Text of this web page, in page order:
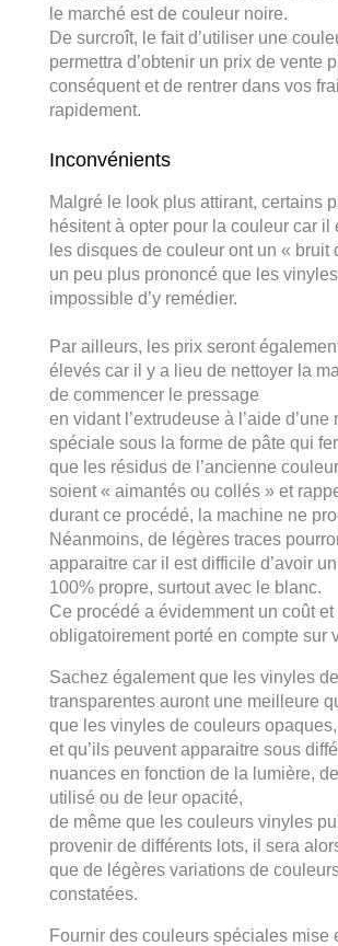
le marché est de couleur noire.
De surcroît, le fait d’utiliser une
permettra d’obtenir un prix de vente
conséquent et de rentrer dans vos
rapidement.
Inconvénients
Malgré le look plus attirant, certains
hésitent à opter pour la couleur car il
les disques de couleur ont un « bruit
un peu plus prononcé que les
impossible d’y remédier.
Par ailleurs, les prix seront
élevés car il y a lieu de nettoyer la
de commencer le pressage
en vidant l’extrudeuse à l’aide d’une
spéciale sous la forme de pâte qui
que les résidus de l’ancienne
soient « aimantés ou collés » et
durant ce procédé, la machine ne
Néanmoins, de légères traces
apparaitre car il est difficile d’avoir
100% propre, surtout avec le blanc.
Ce procédé a évidemment un coût et
obligatoirement porté en compte sur
Sachez également que les vinyles
transparentes auront une meilleure
que les vinyles de couleurs opaques,
et qu’ils peuvent apparaitre sous
nuances en fonction de la lumière,
utilisé ou de leur opacité,
de même que les couleurs vinyles
provenir de différents lots, il sera
que de légères variations de
constatées.
Fournir des couleurs spéciales mise